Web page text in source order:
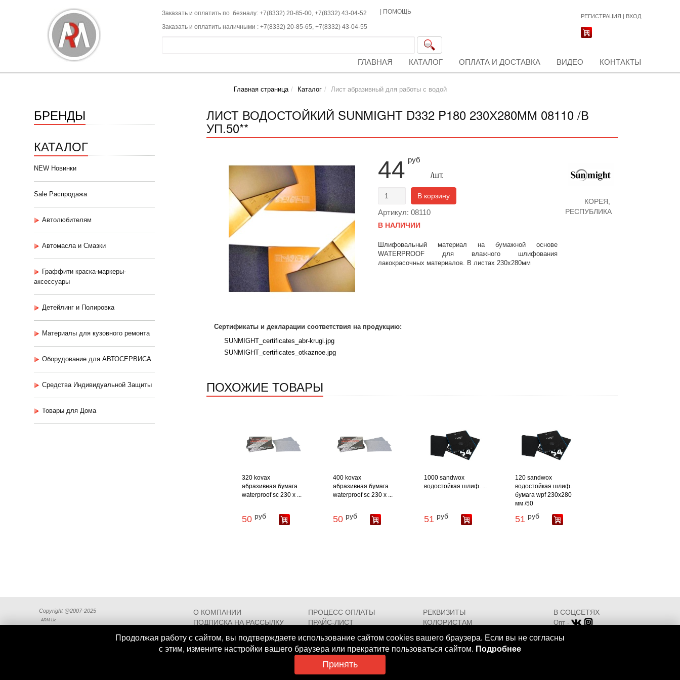
Заказать и оплатить по безналу: +7(8332) 20-85-00, +7(8332) 43-04-52
Заказать и оплатить наличными : +7(8332) 20-85-65, +7(8332) 43-04-55
ПОМОЩЬ
РЕГИСТРАЦИЯ | ВХОД
ГЛАВНАЯ КАТАЛОГ ОПЛАТА И ДОСТАВКА ВИДЕО КОНТАКТЫ
Главная страница Каталог Лист абразивный для работы с водой
БРЕНДЫ
КАТАЛОГ
NEW Новинки
Sale Распродажа
Автолюбителям
Автомасла и Смазки
Граффити краска-маркеры-
аксессуары
Детейлинг и Полировка
Материалы для кузовного ремонта
Оборудование для АВТОСЕРВИСА
Средства Индивидуальной Защиты
Товары для Дома
ЛИСТ ВОДОСТОЙКИЙ SUNMIGHT D332 P180 230Х280ММ 08110 /В
УП.50**
44 руб
/шт.
В корзину
Артикул: 08110
В НАЛИЧИИ
Шлифовальный материал на бумажной основе
WATERPROOF для влажного шлифования
лакокрасочных материалов. В листах 230х280мм
КОРЕЯ,
РЕСПУБЛИКА
Сертификаты и декларации соответствия на продукцию:
SUNMIGHT_certificates_abr-krugi.jpg
SUNMIGHT_certificates_otkaznoe.jpg
ПОХОЖИЕ ТОВАРЫ
320 kovax
абразивная бумага
waterproof sc 230 х ...
50 руб
400 kovax
абразивная бумага
waterproof sc 230 х ...
50 руб
1000 sandwox
водостойкая шлиф. ...
51 руб
120 sandwox
водостойкая шлиф.
бумага wpf 230x280
мм /50
51 руб
Продолжая работу с сайтом, вы подтверждаете использование сайтом cookies вашего браузера. Если вы не согласны
с этим, измените настройки вашего браузера или прекратите пользоваться сайтом. Подробнее
Принять
Copyright @2007-2025
ARM Llc
О КОМПАНИИ ПРОЦЕСС ОПЛАТЫ
РЕКВИЗИТЫ
ПОДПИСКА НА РАССЫЛКУ
ПРАЙС-ЛИСТ
КОЛОРИСТАМ
СХЕМА ПРОЕЗДА
В СОЦСЕТЯХ
Опт -